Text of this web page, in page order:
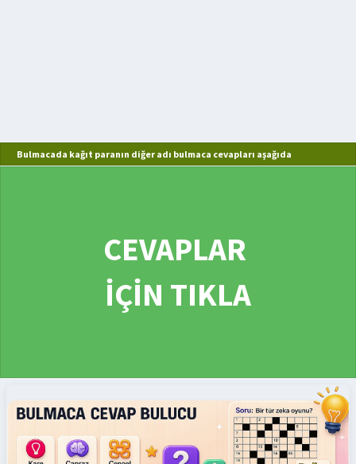
Bulmacada kağıt paranın diğer adı bulmaca cevapları aşağıda
CEVAPLAR
İÇİN TIKLA